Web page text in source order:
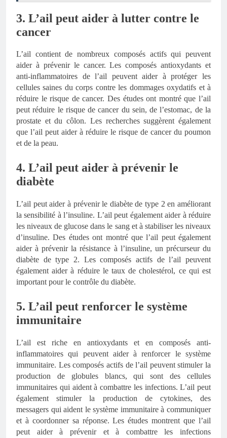
3. L’ail peut aider à lutter contre le
cancer
L’ail contient de nombreux composés actifs qui peuvent
aider à prévenir le cancer. Les composés antioxydants et
anti-inflammatoires de l’ail peuvent aider à protéger les
cellules saines du corps contre les dommages oxydatifs et à
réduire le risque de cancer. Des études ont montré que l’ail
peut réduire le risque de cancer du sein, de l’estomac, de la
prostate et du côlon. Les recherches suggèrent également
que l’ail peut aider à réduire le risque de cancer du poumon
et de la peau.
4. L’ail peut aider à prévenir le
diabète
L’ail peut aider à prévenir le diabète de type 2 en améliorant
la sensibilité à l’insuline. L’ail peut également aider à réduire
les niveaux de glucose dans le sang et à stabiliser les niveaux
d’insuline. Des études ont montré que l’ail peut également
aider à prévenir la résistance à l’insuline, un précurseur du
diabète de type 2. Les composés actifs de l’ail peuvent
également aider à réduire le taux de cholestérol, ce qui est
important pour le contrôle du diabète.
5. L’ail peut renforcer le système
immunitaire
L’ail est riche en antioxydants et en composés anti-
inflammatoires qui peuvent aider à renforcer le système
immunitaire. Les composés actifs de l’ail peuvent stimuler la
production de globules blancs, qui sont des cellules
immunitaires qui aident à combattre les infections. L’ail peut
également stimuler la production de cytokines, des
messagers qui aident le système immunitaire à communiquer
et à coordonner sa réponse. Les études montrent que l’ail
peut aider à prévenir et à combattre les infections